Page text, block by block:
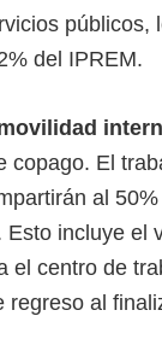
públicos,
del IPREM.
copago. El
al
Esto incluye el
el centro de
regreso al